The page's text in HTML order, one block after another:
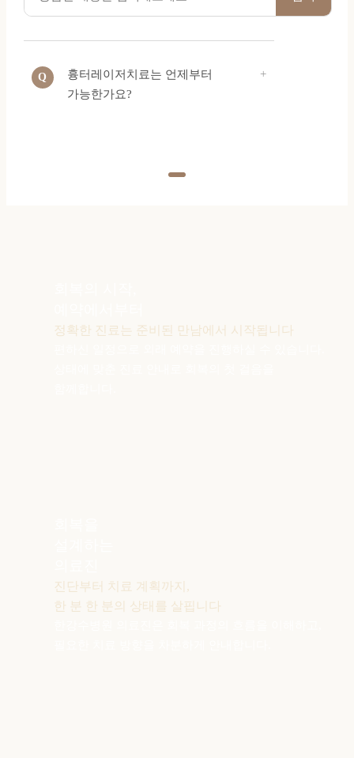
흉터레이저치료는 언제부터
가능한가요?
정확한 진료는 준비된 만남에서 시작됩니다
진단부터 치료 계획까지,
한 분 한 분의 상태를 살핍니다